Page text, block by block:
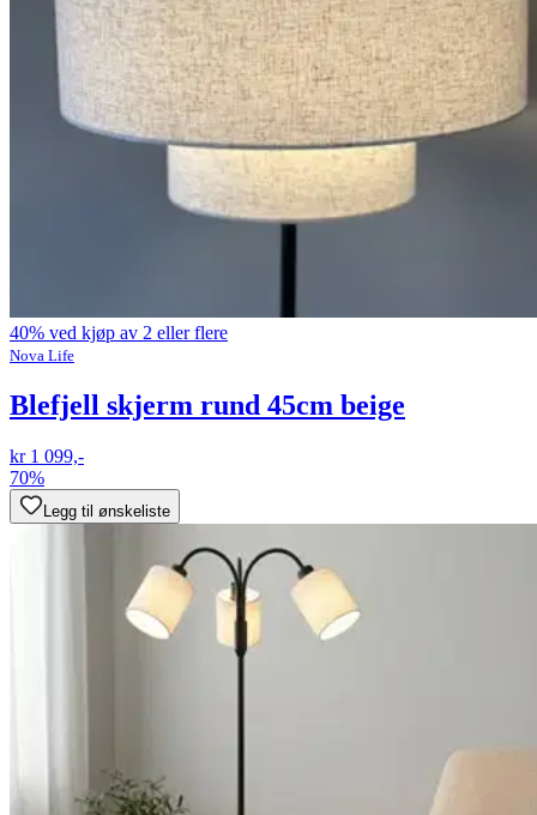
40% ved kjøp av 2 eller flere
Nova Life
Blefjell skjerm rund 45cm beige
kr 1 099,-
70%
Legg til ønskeliste